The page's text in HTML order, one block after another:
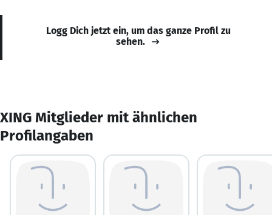
Logg Dich jetzt ein, um das ganze Profil zu
sehen.
XING Mitglieder mit ähnlichen
Profilangaben